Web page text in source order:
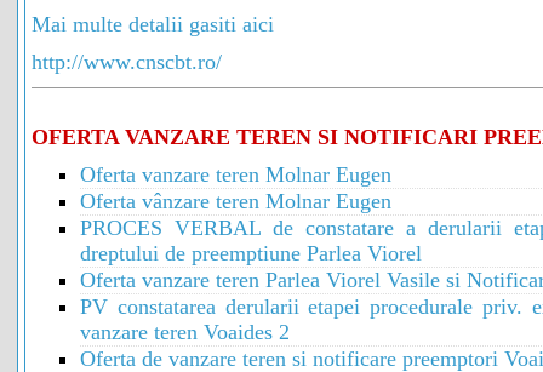
Mai multe detalii gasiti aici
http://www.cnscbt.ro/
OFERTA VANZARE TEREN SI NOTIFICARI
Oferta vanzare teren Molnar Eugen
Oferta vânzare teren Molnar Eugen
PROCES VERBAL de constatare a derularii
dreptului de preemptiune Parlea Viorel
Oferta vanzare teren Parlea Viorel Vasile si
PV constatarea derularii etapei procedurale priv.
vanzare teren Voaides 2
Oferta de vanzare teren si notificare preemptori